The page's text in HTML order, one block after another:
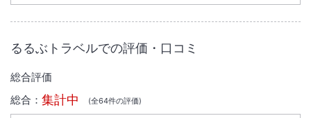
るるぶトラベルでの評価・口コミ
総合評価
総合： 集計中 (全64件の評価)